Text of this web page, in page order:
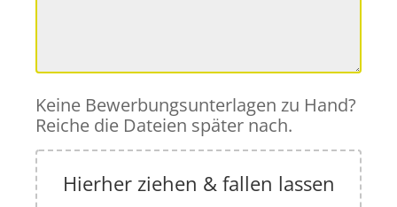
Keine Bewerbungsunterlagen zu Hand?
Reiche die Dateien später nach.
Hierher ziehen & fallen lassen